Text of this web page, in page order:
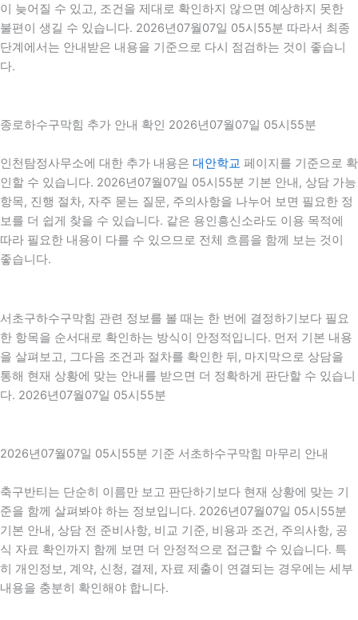
이 늦어질 수 있고, 조건을 제대로 확인하지 않으면 예상하지 못한
불편이 생길 수 있습니다. 2026년07월07일 05시55분 따라서 최종
단계에서는 안내받은 내용을 기준으로 다시 점검하는 것이 좋습니
다.
종로하수구막힘 추가 안내 확인 2026년07월07일 05시55분
인천탐정사무소에 대한 추가 내용은 대안학교 페이지를 기준으로 확
인할 수 있습니다. 2026년07월07일 05시55분 기본 안내, 상담 가능
항목, 진행 절차, 자주 묻는 질문, 주의사항을 나누어 보면 필요한 정
보를 더 쉽게 찾을 수 있습니다. 같은 용인흥신소라도 이용 목적에
따라 필요한 내용이 다를 수 있으므로 전체 흐름을 함께 보는 것이
좋습니다.
서초구하수구막힘 관련 정보를 볼 때는 한 번에 결정하기보다 필요
한 항목을 순서대로 확인하는 방식이 안정적입니다. 먼저 기본 내용
을 살펴보고, 그다음 조건과 절차를 확인한 뒤, 마지막으로 상담을
통해 현재 상황에 맞는 안내를 받으면 더 정확하게 판단할 수 있습니
다. 2026년07월07일 05시55분
2026년07월07일 05시55분 기준 서초하수구막힘 마무리 안내
축구반티는 단순히 이름만 보고 판단하기보다 현재 상황에 맞는 기
준을 함께 살펴봐야 하는 정보입니다. 2026년07월07일 05시55분
기본 안내, 상담 전 준비사항, 비교 기준, 비용과 조건, 주의사항, 공
식 자료 확인까지 함께 보면 더 안정적으로 접근할 수 있습니다. 특
히 개인정보, 계약, 신청, 결제, 자료 제출이 연결되는 경우에는 세부
내용을 충분히 확인해야 합니다.